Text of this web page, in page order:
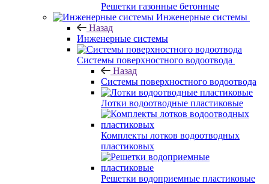
Решетки газонные бетонные
Инженерные системы
Назад
Инженерные системы
Системы поверхностного водоотвода
Назад
Системы поверхностного водоотвода
Лотки водоотводные пластиковые
Комплекты лотков водоотводных
пластиковых
Решетки водоприемные пластиковые